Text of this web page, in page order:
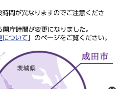
間が異なりますのでご注意くださ
庁時間が変更になりました。
について 」のページをご覧ください。